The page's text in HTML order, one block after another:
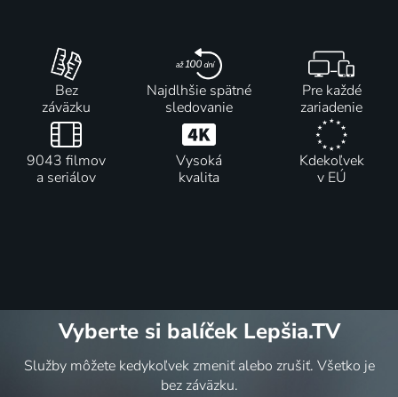
Bez
záväzku
Najdlhšie spätné
sledovanie
Pre každé
zariadenie
9043 filmov
a seriálov
Vysoká
kvalita
Kdekoľvek
v EÚ
Vyberte si balíček Lepšia.TV
Služby môžete kedykoľvek zmeniť alebo zrušiť. Všetko je
bez záväzku.